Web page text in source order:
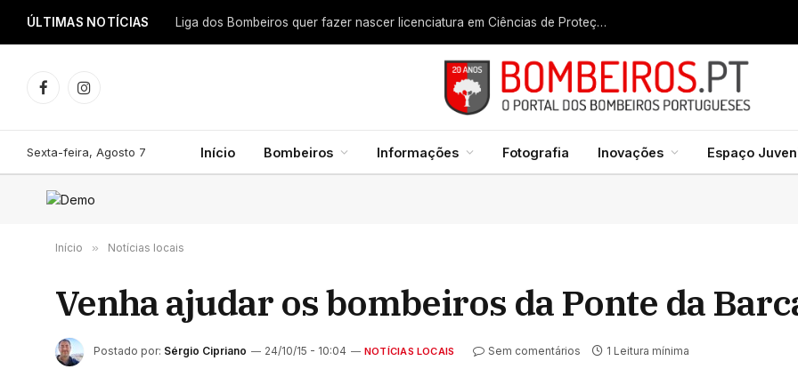
ÚLTIMAS NOTÍCIAS Liga dos Bombeiros quer fazer nascer licenciatura em Ciências de Proteção Civil e Bombeiros
FacebookInstagram
Sexta-feira, Agosto 7 Início Bombeiros Informações Fotografia Inovações Espaço
Início » Notícias locais
Venha ajudar os bombeiros da Ponte da
Postado por: Sérgio Cipriano 24/10/15 - 10:04 NOTÍCIAS LOCAIS Sem comentários 1 Leitura mínima